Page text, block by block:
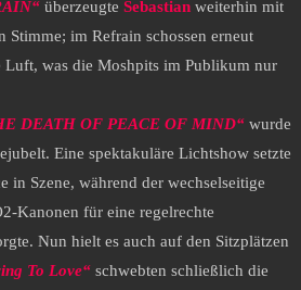
überzeugte Sebastian weiterhin mit
Stimme; im Refrain schossen erneut
Luft, was die Moshpits im Publikum nur
DEATH OF PEACE OF MIND“ wurde
Eine spektakuläre Lichtshow setzte
in Szene, während der wechselseitige
Kanonen für eine regelrechte
Nun hielt es auch auf den Sitzplätzen
To Love“ schwebten schließlich die